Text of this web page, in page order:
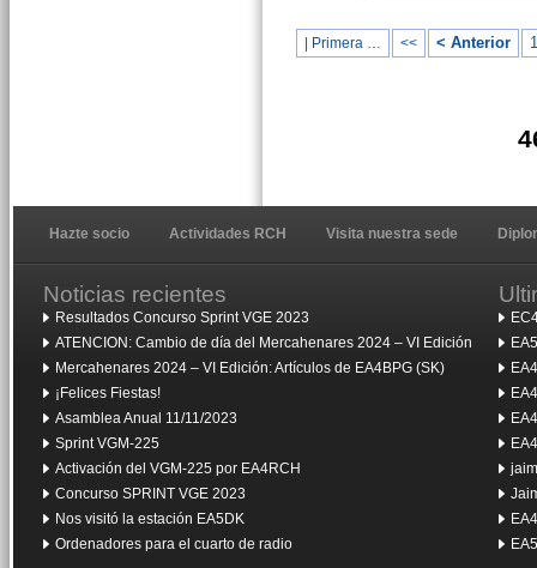
| Primera … << < Anterior
Hazte socio Actividades RCH Visita nuestra sede
Noticias recientes
Resultados Concurso Sprint VGE 2023
ATENCION: Cambio de día del Mercahenares 2024 – VI Edición
Mercahenares 2024 – VI Edición: Artículos de EA4BPG (SK)
¡Felices Fiestas!
Asamblea Anual 11/11/2023
Sprint VGM-225
Activación del VGM-225 por EA4RCH
Concurso SPRINT VGE 2023
Nos visitó la estación EA5DK
Ordenadores para el cuarto de radio